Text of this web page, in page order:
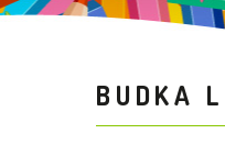
BUDKA